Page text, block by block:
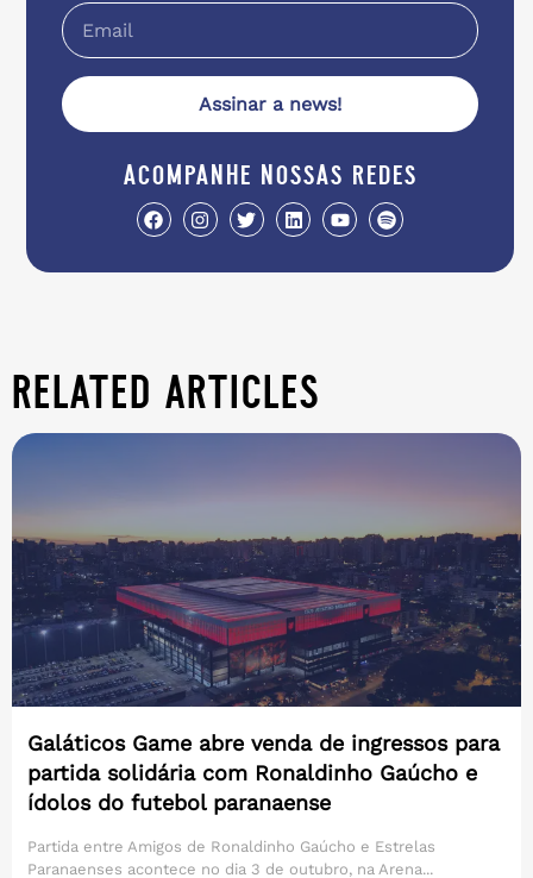
Assinar a news!
acompanhe nossas redes
related articles
Galáticos Game abre venda de ingressos para
partida solidária com Ronaldinho Gaúcho e
ídolos do futebol paranaense
Partida entre Amigos de Ronaldinho Gaúcho e Estrelas
Paranaenses acontece no dia 3 de outubro, na Arena...